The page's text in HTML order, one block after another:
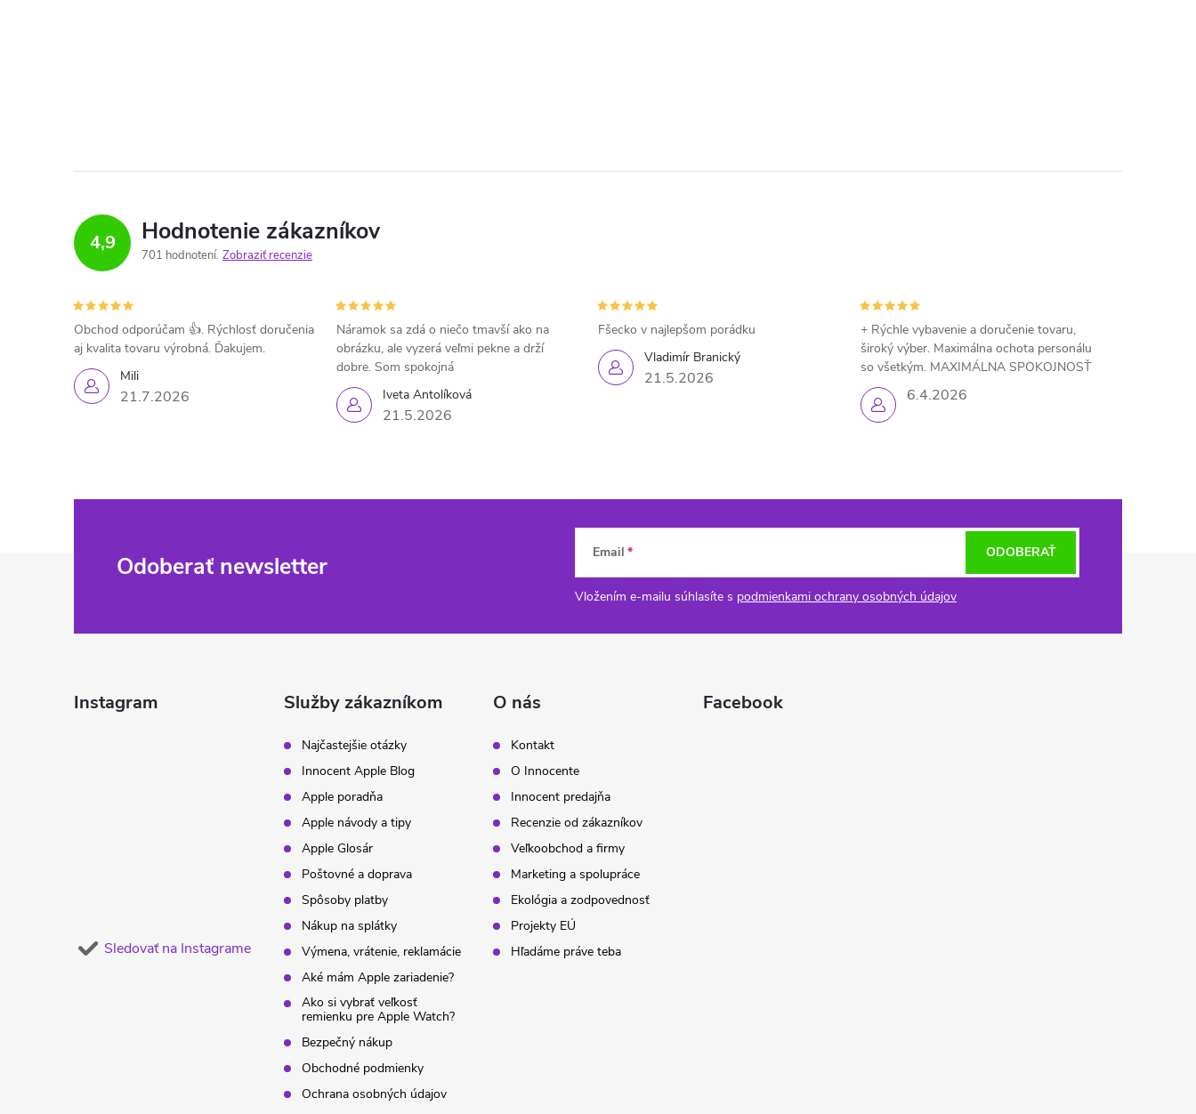
4,9 Hodnotenie zákazníkov
701 hodnotení Zobraziť recenzie
Mili
21.7.2026
Obchod odporúčam 👍. Rýchlosť doručenia
aj kvalita tovaru výrobná. Ďakujem.
Iveta Antolíková
21.5.2026
Náramok sa zdá o niečo tmavší ako na
obrázku, ale vyzerá veľmi pekne a drží
dobre. Som spokojná
Vladimír Branický
21.5.2026
Fšecko v najlepšom porádku
6.4.2026
+ Rýchle vybavenie a doručenie tovaru,
široký výber. Maximálna ochota personálu
so všetkým. MAXIMÁLNA SPOKOJNOSŤ
Odoberať newsletter Email
Vložením e-mailu súhlasíte s podmienkami ochrany osobných údajov
ODOBERAŤ
Instagram
Sledovať na Instagrame
Služby zákazníkom
Najčastejšie otázky
Innocent Apple Blog
Apple poradňa
Apple návody a tipy
Apple Glosár
Poštovné a doprava
Spôsoby platby
Nákup na splátky
Výmena, vrátenie, reklamácie
Aké mám Apple zariadenie?
Ako si vybrať veľkosť
remienku pre Apple Watch?
Bezpečný nákup
Obchodné podmienky
Ochrana osobných údajov
O nás
Kontakt
O Innocente
Innocent predajňa
Recenzie od zákazníkov
Veľkoobchod a firmy
Marketing a spolupráce
Ekológia a zodpovednosť
Projekty EÚ
Hľadáme práve teba
Facebook